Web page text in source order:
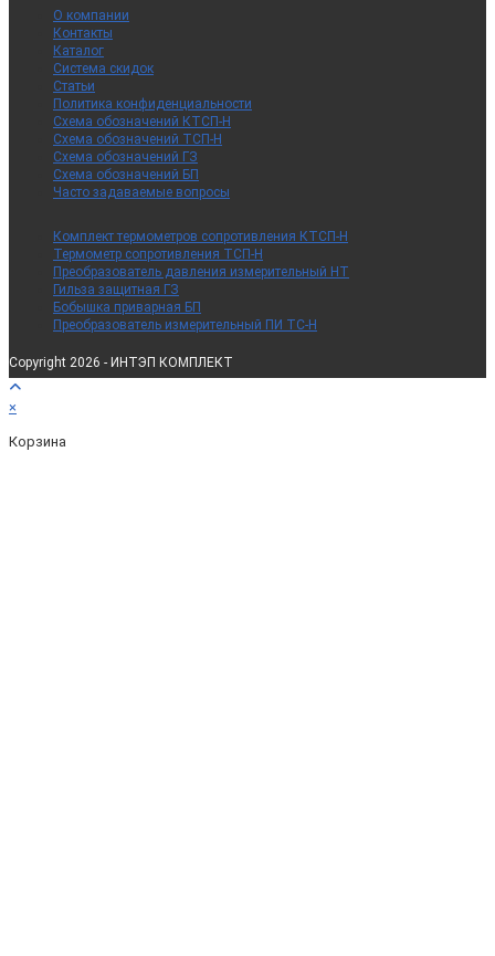
О компании
Контакты
Каталог
Система скидок
Статьи
Политика конфиденциальности
Схема обозначений КТСП-Н
Схема обозначений ТСП-Н
Схема обозначений ГЗ
Схема обозначений БП
Часто задаваемые вопросы
Комплект термометров сопротивления КТСП-Н
Термометр сопротивления ТСП-Н
Преобразователь давления измерительный НТ
Гильза защитная ГЗ
Бобышка приварная БП
Преобразователь измерительный ПИ ТС-Н
Copyright 2026 - ИНТЭП КОМПЛЕКТ
×
Корзина